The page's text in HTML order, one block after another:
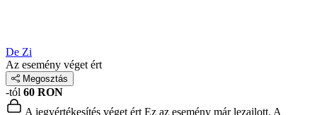
De Zi
Az esemény véget ért
Megosztás
-tól 60 RON
A jegyértékesítés véget ért Ez az esemény már lezajlott. A